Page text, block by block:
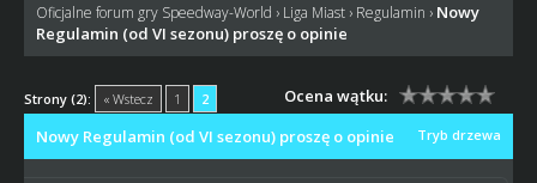
Oficjalne forum gry Speedway-World › Liga Miast› Regulamin › Nowy
Regulamin (od VI sezonu) proszę o opinie
Strony (2): « Wstecz 1 2 Ocena wątku:
Tryb drzewa
Nowy Regulamin (od VI sezonu) proszę o opinie